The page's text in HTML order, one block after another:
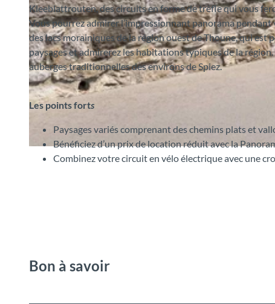
Kleeblattrouten, des circuits en forme de trèfle qui vous
Vous pourrez admirer l’impressionnant panorama
des lacs morainiques de la région ouest de Thoune, qui est
paysages et admirerez les habitations typiques de la
auberges traditionnelles des environs de Spiez.
Les points forts
Paysages variés comprenant des chemins plats et
Bénéficiez d’un prix de location réduit avec la
Combinez votre circuit en vélo électrique avec une
Bon à savoir